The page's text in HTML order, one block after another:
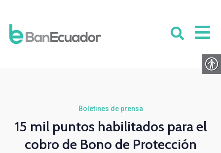
Boletines de prensa
15 mil puntos habilitados para el
cobro de Bono de Protección